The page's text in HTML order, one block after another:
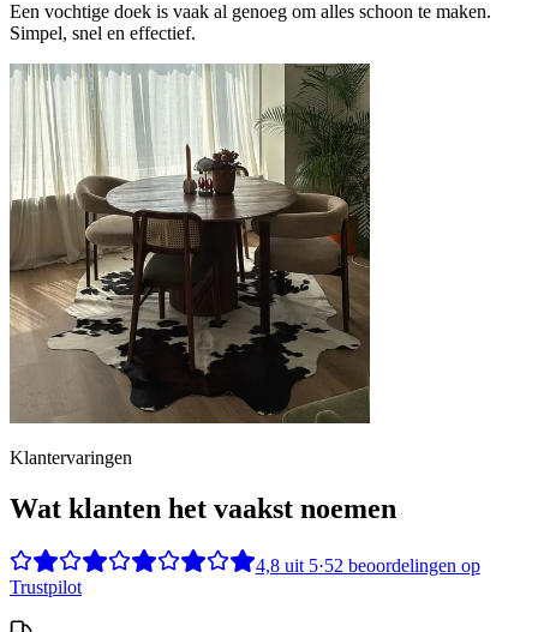
Een vochtige doek is vaak al genoeg om alles schoon te maken.
Simpel, snel en effectief.
Klantervaringen
Wat klanten het vaakst noemen
4,8 uit5·52 beoordelingen op
Trustpilot